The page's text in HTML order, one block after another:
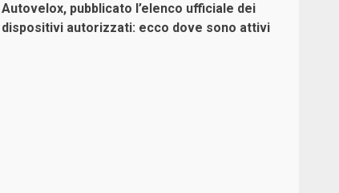
Autovelox, pubblicato l’elenco ufficiale dei
dispositivi autorizzati: ecco dove sono attivi